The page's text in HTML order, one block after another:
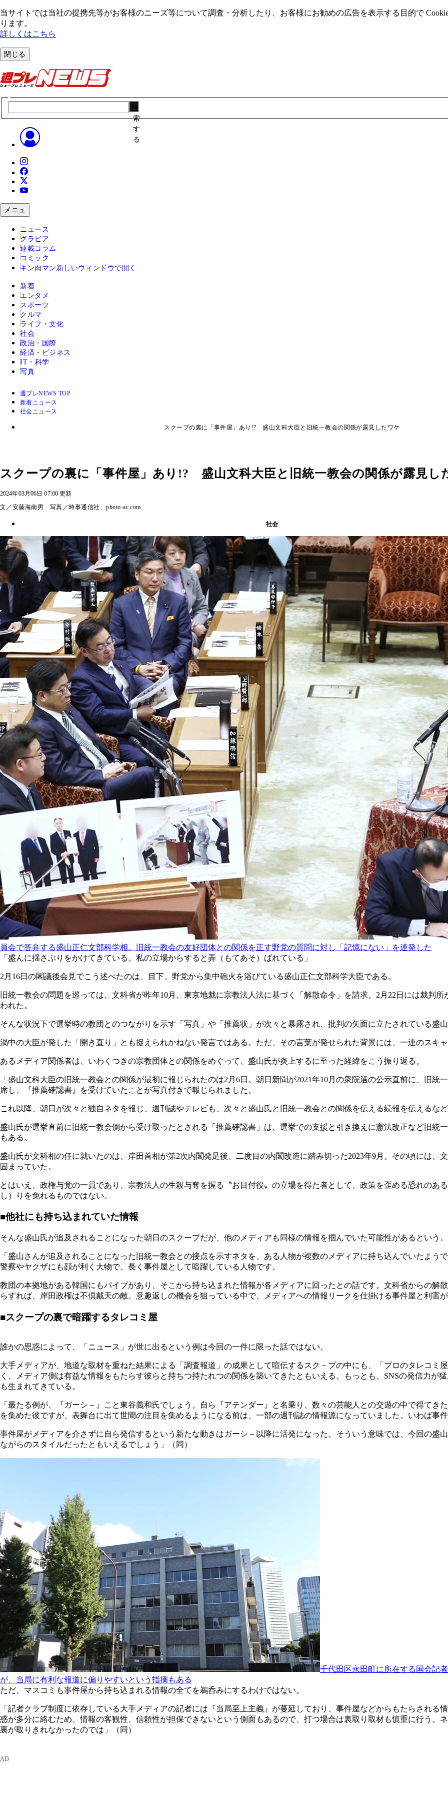
当サイトでは当社の提携先等がお客様のニーズ等について調査・分析したり、お客様にお勧めの広告を表⽰する⽬的で
ります。
詳しくはこちら
閉じる
索
す
る
メニュ
ニュース
グラビア
連載コラム
コミック
キン肉マン 新しいウィンドウで開く
新着
エンタメ
スポーツ
クルマ
ライフ・文化
社会
政治・国際
経済・ビジネス
IT・科学
写真
週プレNEWS TOP
新着ニュース
社会ニュース
スクープの裏に「事件屋」あり!? 盛山文科大臣と旧統一教会の関係が露見したワケ
スクープの裏に「事件屋」あり!? 盛山文科大臣と旧統一教会の関係が露見し
2024年03月06日 07:00 更新
文／安藤海南男 写真／時事通信社、photo-ac.com
社会
員会で答弁する盛山正仁文部科学相。旧統一教会の友好団体との関係を正す野党の質問に対し「記憶にない」を連発した
「盛んに揺さぶりをかけてきている。私の立場からすると弄（もてあそ）ばれている」
2月16日の閣議後会見でこう述べたのは、目下、野党から集中砲火を浴びている盛山正仁文部科学大臣である。
旧統一教会の問題を巡っては、文科省が昨年10月、東京地裁に宗教法人法に基づく「解散命令」を請求。2月22日には裁判
われた。
そんな状況下で選挙時の教団とのつながりを示す「写真」や「推薦状」が次々と暴露され、批判の矢面に立たされている盛
渦中の大臣が発した「開き直り」とも捉えられかねない発言ではある。ただ、その言葉が発せられた背景には、一連のスキ
あるメディア関係者は、いわくつきの宗教団体との関係をめぐって、盛山氏が炎上するに至った経緯をこう振り返る。
「盛山文科大臣の旧統一教会との関係が最初に報じられたのは2月6日。朝日新聞が2021年10月の衆院選の公示直前に、旧
席し、『推薦確認書』を受けていたことが写真付きで報じられました。
これ以降、朝日が次々と独自ネタを報じ、週刊誌やテレビも、次々と盛山氏と旧統一教会との関係を伝える続報を伝えるな
盛山氏が選挙直前に旧統一教会側から受け取ったとされる「推薦確認書」は、選挙での支援と引き換えに憲法改正など旧統
もある。
盛山氏が文科相の任に就いたのは、岸田首相が第2次内閣発足後、二度目の内閣改造に踏み切った2023年9月。その頃には
固まっていた。
とはいえ、政権与党の一員であり、宗教法人の生殺与奪を握る〝お目付役〟の立場を得た者として、政策を歪める恐れのあ
し）りを免れるものではない。
■他社にも持ち込まれていた情報
そんな盛山氏が追及されることになった朝日のスクープだが、他のメディアも同様の情報を掴んでいた可能性があるという
「盛山さんが追及されることになった旧統一教会との接点を示すネタを、ある人物が複数のメディアに持ち込んでいたよ
警察やヤクザにも顔が利く大物で、長く事件屋として暗躍している人物です。
教団の本拠地がある韓国にもパイプがあり、そこから持ち込まれた情報が各メディアに回ったとの話です。文科省からの解
らすれば、岸田政権は不倶戴天の敵。意趣返しの機会を狙っている中で、メディアへの情報リークを仕掛ける事件屋と利害
■スクープの裏で暗躍するタレコミ屋
誰かの思惑によって、「ニュース」が世に出るという例は今回の一件に限った話ではない。
大手メディアが、地道な取材を重ねた結果による「調査報道」の成果として喧伝するスク－プの中にも、「プロのタレコミ
く、メディア側は有益な情報をもたらす彼らと持ちつ持たれつの関係を築いてきたともいえる。もっとも、SNSの発信力が
も生まれてきている。
「最たる例が、『ガーシ－』こと東谷義和氏でしょう。自ら『アテンダー』と名乗り、数々の芸能人との交遊の中で得てき
を集めた彼ですが、表舞台に出て世間の注目を集めるようになる前は、一部の週刊誌の情報源になっていました。いわば事
事件屋がメディアを介さずに自ら発信するという新たな動きはガーシ－以降に活発になった。そういう意味では、今回の盛
ながらのスタイルだったともいえるでしょう」（同）
千代田区永田町に所在する国会記
が、当局に有利な報道に偏りやすいという指摘もある
ただ、マスコミも事件屋から持ち込まれる情報の全てを鵜呑みにするわけではない。
「記者クラブ制度に依存している大手メディアの記者には『当局至上主義』が蔓延しており、事件屋などからもたらされ
惑が多分に絡むため、情報の客観性、信頼性が担保できないという側面もあるので、打つ場合は裏取り取材も慎重に行う。
裏が取りきれなかったのでは」（同）